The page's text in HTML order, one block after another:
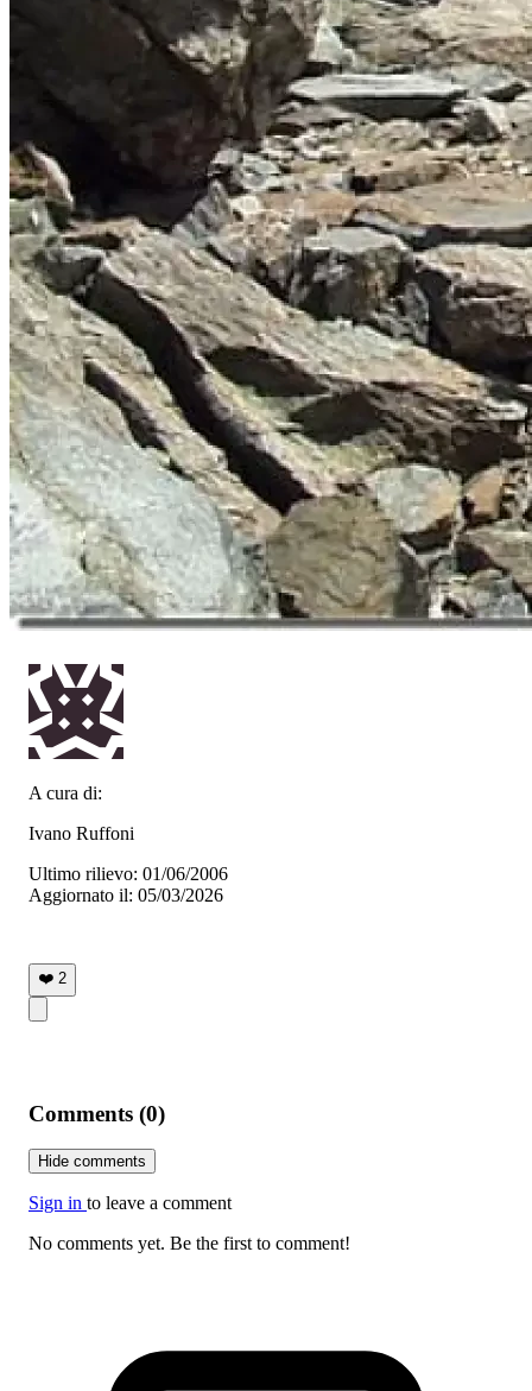
A cura di:
Ivano Ruffoni
Ultimo rilievo: 01/06/2006
Aggiornato il: 05/03/2026
❤️ 2
Comments (0)
Hide comments
Sign in to leave a comment
No comments yet. Be the first to comment!